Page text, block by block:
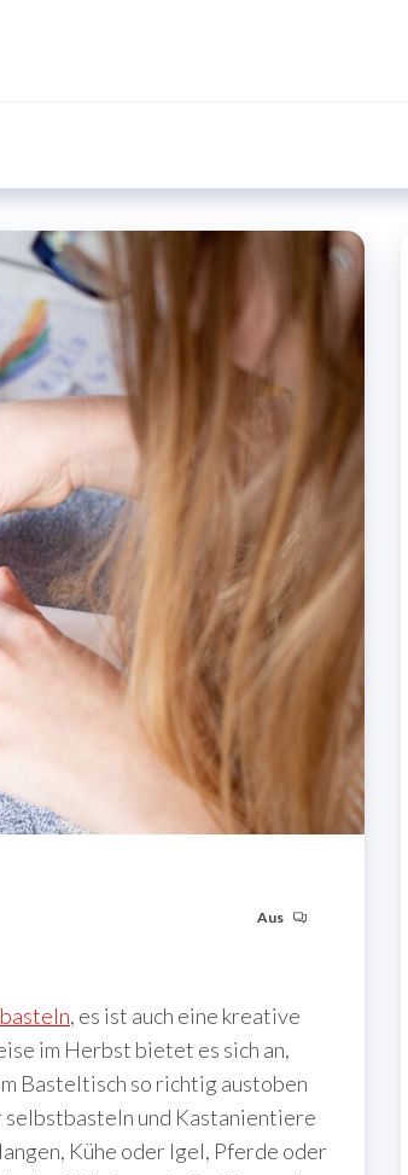
Aus
, es ist auch eine kreative
im Herbst bietet es sich an,
Basteltisch so richtig austoben
selbstbasteln und Kastanientiere
Kühe oder Igel, Pferde oder